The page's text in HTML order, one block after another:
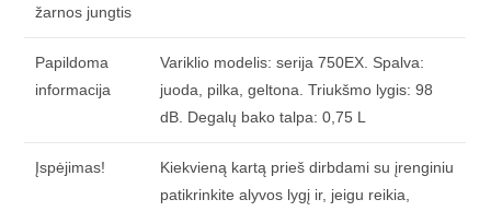
žarnos jungtis
Papildoma
informacija
Variklio modelis: serija 750EX. Spalva:
juoda, pilka, geltona. Triukšmo lygis: 98
dB. Degalų bako talpa: 0,75 L
Įspėjimas!
Kiekvieną kartą prieš dirbdami su įrenginiu
patikrinkite alyvos lygį ir, jeigu reikia,